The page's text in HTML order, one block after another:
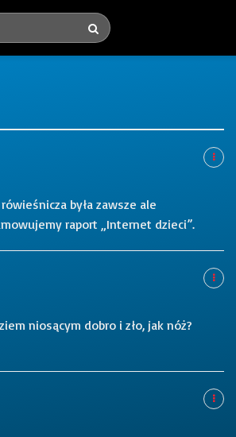
była zawsze ale
raport „Internet dzieci”.
niosącym dobro i zło, jak nóż?